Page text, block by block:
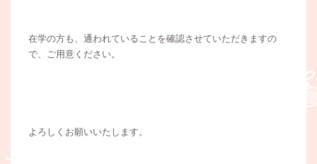
在学の方も、通われていることを確認させていただきますの
で、ご用意ください。
よろしくお願いいたします。